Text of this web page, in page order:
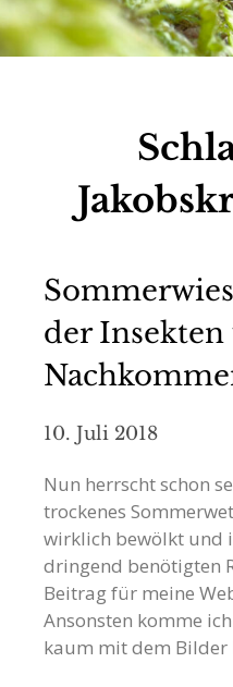
der
10. Juli 2018
Nun herrscht schon
trockenes
wirklich bewölkt und
dringend benötigten
Beitrag für meine
Ansonsten komme
kaum mit dem Bilder